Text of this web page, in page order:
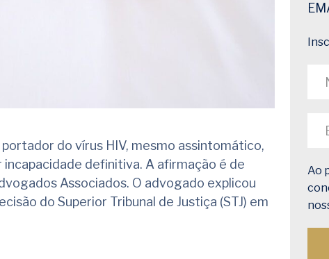
do vírus HIV, mesmo assintomático,
definitiva. A afirmação é de
Associados. O advogado explicou
do Superior Tribunal de Justiça (STJ) em
Ao